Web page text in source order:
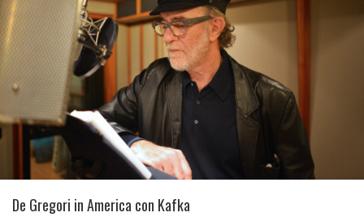
De Gregori in America con Kafka